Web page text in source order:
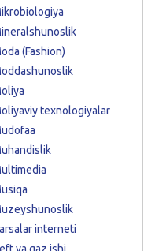
(Fashion)
texnologiyalar
interneti